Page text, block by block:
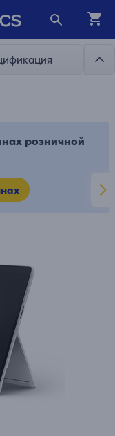
розничной